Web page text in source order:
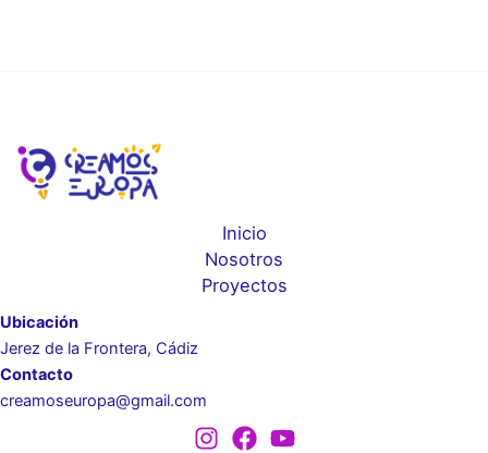
Inicio
Nosotros
Proyectos
Ubicación
Jerez de la Frontera, Cádiz
Contacto
creamoseuropa@gmail.com